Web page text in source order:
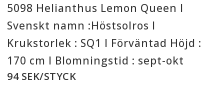
5098 Helianthus Lemon Queen I
Svenskt namn :Höstsolros I
Krukstorlek : SQ1 I Förväntad Höjd :
170 cm I Blomningstid : sept-okt
94 SEK/STYCK